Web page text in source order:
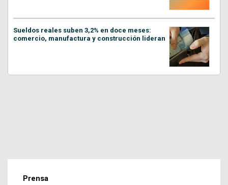
Sueldos reales suben 3,2% en doce meses:
comercio, manufactura y construcción lideran
Prensa